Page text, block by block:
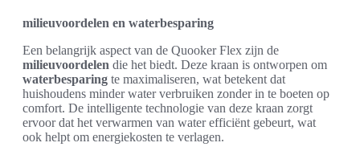
milieuvoordelen en waterbesparing
Een belangrijk aspect van de Quooker Flex zijn de
milieuvoordelen die het biedt. Deze kraan is ontworpen om
waterbesparing te maximaliseren, wat betekent dat
huishoudens minder water verbruiken zonder in te boeten op
comfort. De intelligente technologie van deze kraan zorgt
ervoor dat het verwarmen van water efficiënt gebeurt, wat
ook helpt om energiekosten te verlagen.